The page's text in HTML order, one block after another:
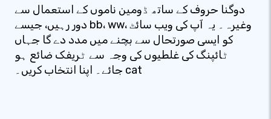
دوگنا حروف کے ساتھ ڈومین ناموں کے استعمال سے
دور رہیں، جیسے bb، ww، وغیرہ۔ یہ آپ کی ویب سائٹ
کو ایسی صورتحال سے بچنے میں مدد دے گا جہاں
ٹائپنگ کی غلطیوں کی وجہ سے ٹریفک ضائع ہو
جائے۔ اپنا انتخاب کریں۔ cat